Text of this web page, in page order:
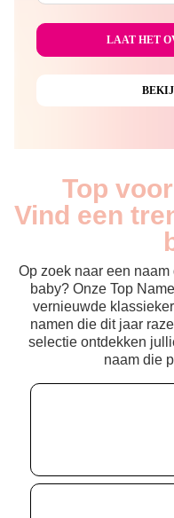
Top
Vind een
Op zoek naar een
baby? Onze Top
vernieuwde
namen die dit jaar
selectie ontdekken
naam die